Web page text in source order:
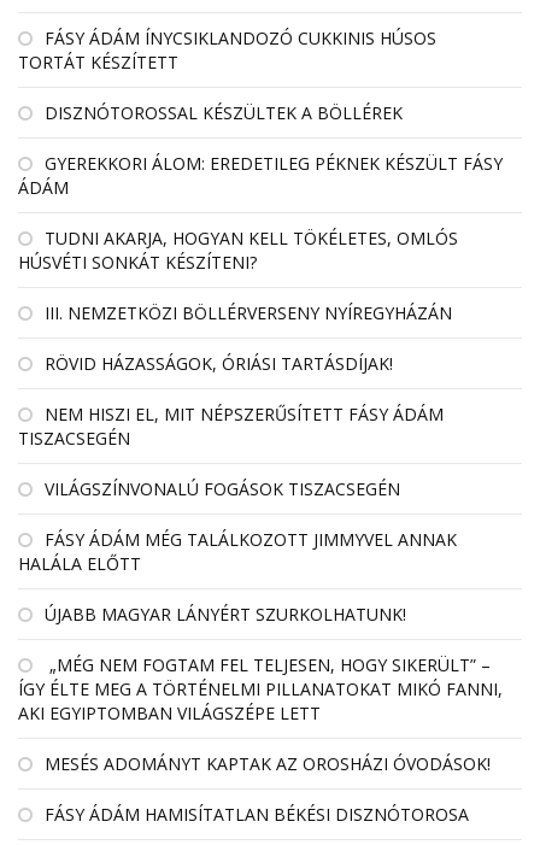
FÁSY ÁDÁM ÍNYCSIKLANDOZÓ CUKKINIS HÚSOS
TORTÁT KÉSZÍTETT
DISZNÓTOROSSAL KÉSZÜLTEK A BÖLLÉREK
GYEREKKORI ÁLOM: EREDETILEG PÉKNEK KÉSZÜLT FÁSY
ÁDÁM
TUDNI AKARJA, HOGYAN KELL TÖKÉLETES, OMLÓS
HÚSVÉTI SONKÁT KÉSZÍTENI?
III. NEMZETKÖZI BÖLLÉRVERSENY NYÍREGYHÁZÁN
RÖVID HÁZASSÁGOK, ÓRIÁSI TARTÁSDÍJAK!
NEM HISZI EL, MIT NÉPSZERŰSÍTETT FÁSY ÁDÁM
TISZACSEGÉN
VILÁGSZÍNVONALÚ FOGÁSOK TISZACSEGÉN
FÁSY ÁDÁM MÉG TALÁLKOZOTT JIMMYVEL ANNAK
HALÁLA ELŐTT
ÚJABB MAGYAR LÁNYÉRT SZURKOLHATUNK!
„MÉG NEM FOGTAM FEL TELJESEN, HOGY SIKERÜLT” –
ÍGY ÉLTE MEG A TÖRTÉNELMI PILLANATOKAT MIKÓ FANNI,
AKI EGYIPTOMBAN VILÁGSZÉPE LETT
MESÉS ADOMÁNYT KAPTAK AZ OROSHÁZI ÓVODÁSOK!
FÁSY ÁDÁM HAMISÍTATLAN BÉKÉSI DISZNÓTOROSA